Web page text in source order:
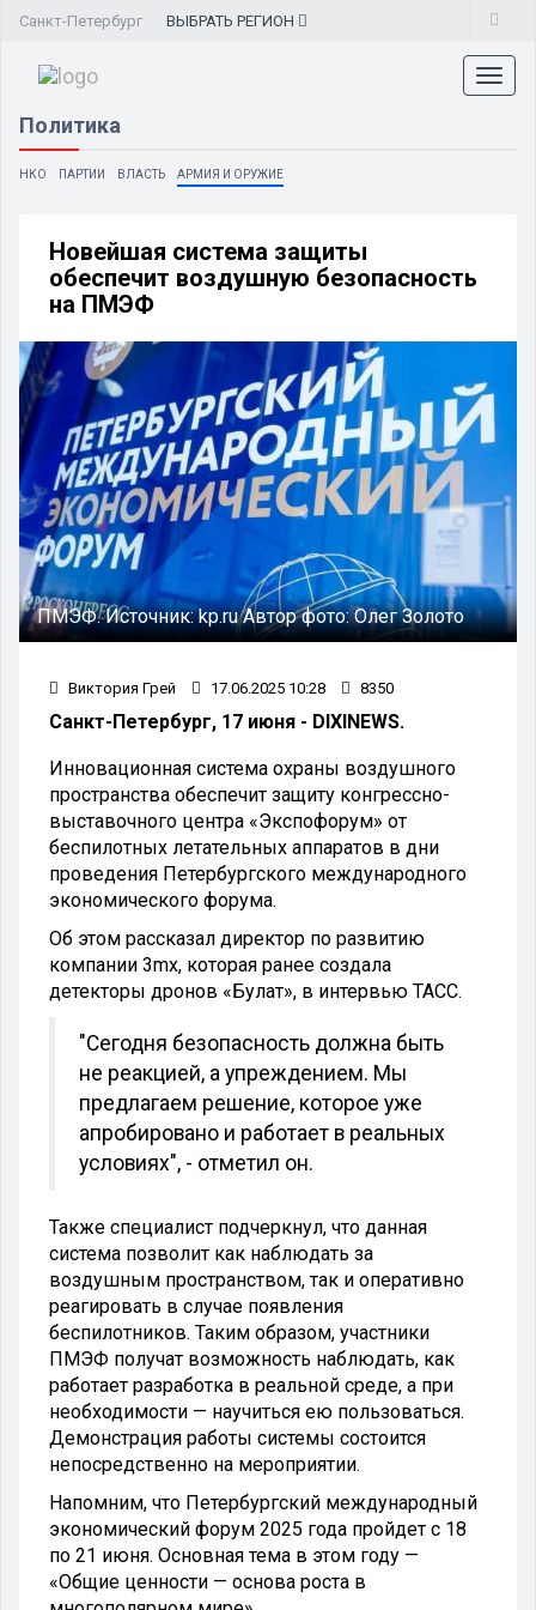
Санкт-Петербург ВЫБРАТЬ РЕГИОН
Политика
НКО ПАРТИИ ВЛАСТЬ АРМИЯ И ОРУЖИЕ
Новейшая система защиты
обеспечит воздушную безопасность
на ПМЭФ
ПМЭФ.Источник:kp.ruАвтор фото:Олег Золото
Виктория Грей 17.06.2025 10:28 8350
Санкт-Петербург, 17 июня - DIXINEWS.
Инновационная система охраны воздушного
пространства обеспечит защиту конгрессно-
выставочного центра «Экспофорум» от
беспилотных летательных аппаратов в дни
проведения Петербургского международного
экономического форума.
Об этом рассказал директор по развитию
компании 3mx, которая ранее создала
детекторы дронов «Булат», в интервью ТАСС.
"Сегодня безопасность должна быть
не реакцией, а упреждением. Мы
предлагаем решение, которое уже
апробировано и работает в реальных
условиях", - отметил он.
Также специалист подчеркнул, что данная
система позволит как наблюдать за
воздушным пространством, так и оперативно
реагировать в случае появления
беспилотников. Таким образом, участники
ПМЭФ получат возможность наблюдать, как
работает разработка в реальной среде, а при
необходимости — научиться ею пользоваться.
Демонстрация работы системы состоится
непосредственно на мероприятии.
Напомним, что Петербургский международный
экономический форум 2025 года пройдет с 18
по 21 июня. Основная тема в этом году —
«Общие ценности — основа роста в